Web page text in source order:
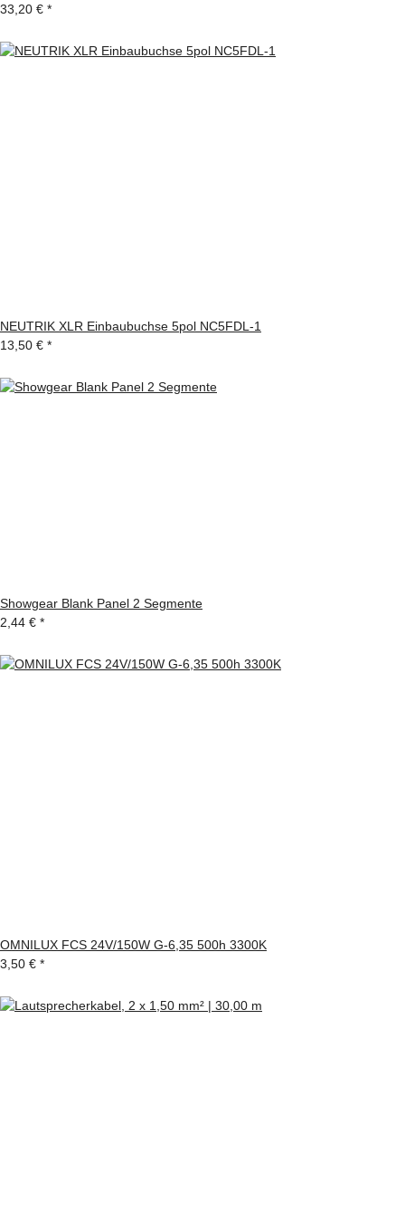
33,20 € *
NEUTRIK XLR Einbaubuchse 5pol NC5FDL-1
13,50 € *
Showgear Blank Panel 2 Segmente
2,44 € *
OMNILUX FCS 24V/150W G-6,35 500h 3300K
3,50 € *